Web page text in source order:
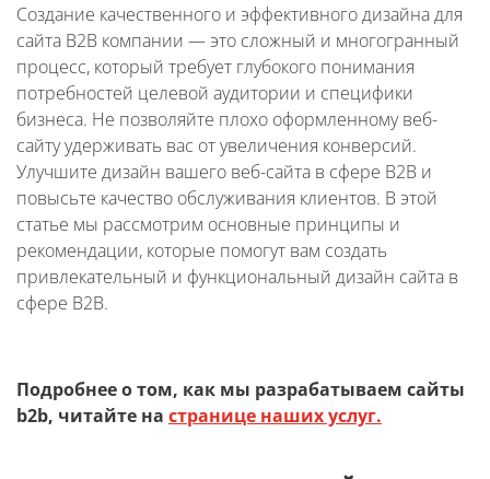
Создание качественного и эффективного дизайна для
сайта B2B компании — это сложный и многогранный
процесс, который требует глубокого понимания
потребностей целевой аудитории и специфики
бизнеса. Не позволяйте плохо оформленному веб-
сайту удерживать вас от увеличения конверсий.
Улучшите дизайн вашего веб-сайта в сфере B2B и
повысьте качество обслуживания клиентов. В этой
статье мы рассмотрим основные принципы и
рекомендации, которые помогут вам создать
привлекательный и функциональный дизайн сайта в
сфере B2B.
Подробнее о том, как мы разрабатываем сайты
b2b, читайте на странице наших услуг.